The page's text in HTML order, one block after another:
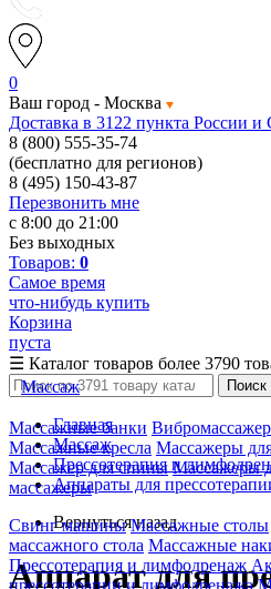
0
Ваш город - Москва
Доставка в 3122 пункта России
8 (800) 555-35-74
(бесплатно для регионов)
8 (495) 150-43-87
Перезвонить мне
с 8:00 до 21:00
Без выходных
Товаров: 0
Самое время
что-нибудь купить
Корзина
пуста
☰ Каталог товаров более 3790
Массаж
Массажные банки
Массажные кресла Массажеры
Массажер для спины Массажеры
массажеры
Свинг машины Массажные столы
массажного стола Массажные
Прессотерапия и лимфодренаж
прессотерапии и лимфодренажа
Поиск
Главная
Массаж
Прессотерапия и
Аппараты для
Вернуться назад
Аппарат для